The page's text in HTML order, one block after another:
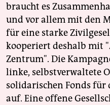
braucht es
und vor allem mit den
für eine starke
kooperiert deshalb mit
Zentrum". Die
linke, selbstverwaltete
solidarischen Fonds für
auf. Eine offene